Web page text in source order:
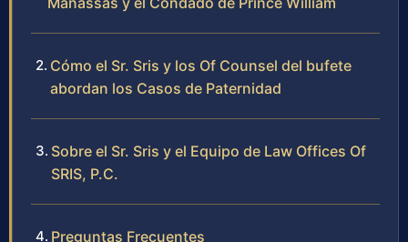
Cómo el Sr. Sris y los Of Counsel del bufete
abordan los Casos de Paternidad
Sobre el Sr. Sris y el Equipo de Law Offices Of
SRIS, P.C.
Preguntas Frecuentes